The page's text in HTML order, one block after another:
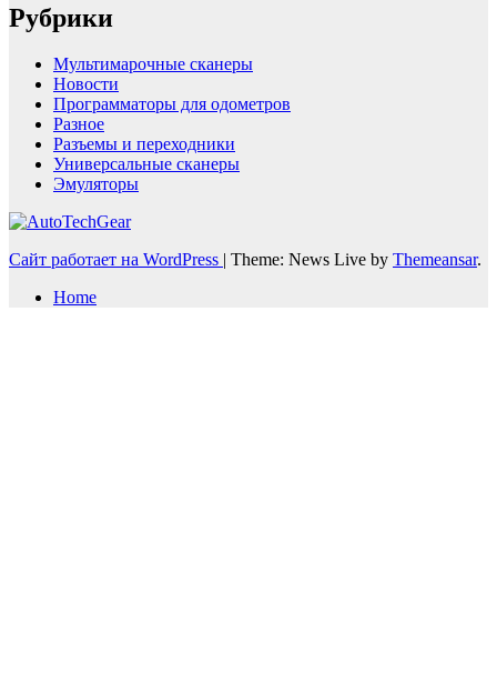
Рубрики
Мультимарочные сканеры
Новости
Программаторы для одометров
Разное
Разъемы и переходники
Универсальные сканеры
Эмуляторы
Сайт работает на WordPress | Theme: News Live by Themeansar.
Home